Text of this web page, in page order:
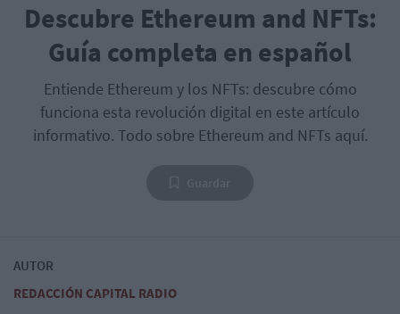
Descubre Ethereum and NFTs:
Guía completa en español
Entiende Ethereum y los NFTs: descubre cómo
funciona esta revolución digital en este artículo
informativo. Todo sobre Ethereum and NFTs aquí.
AUTOR
REDACCIÓN CAPITAL RADIO